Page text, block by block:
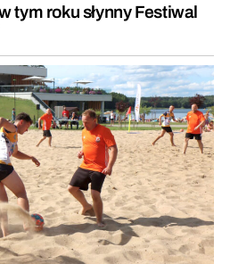
tym roku słynny Festiwal